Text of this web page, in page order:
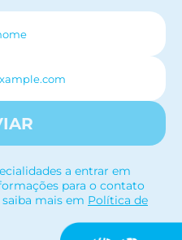
a entrar em
para o contato
mais em Política de